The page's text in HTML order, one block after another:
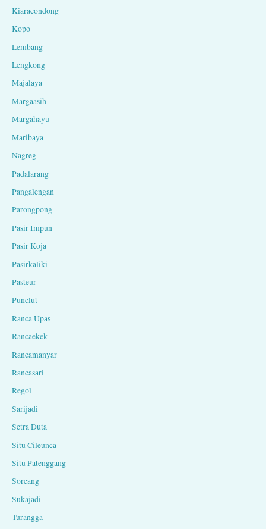
Kiaracondong
Kopo
Lembang
Lengkong
Majalaya
Margaasih
Margahayu
Maribaya
Nagreg
Padalarang
Pangalengan
Parongpong
Pasir Impun
Pasir Koja
Pasirkaliki
Pasteur
Punclut
Ranca Upas
Rancaekek
Rancamanyar
Rancasari
Regol
Sarijadi
Setra Duta
Situ Cileunca
Situ Patenggang
Soreang
Sukajadi
Turangga